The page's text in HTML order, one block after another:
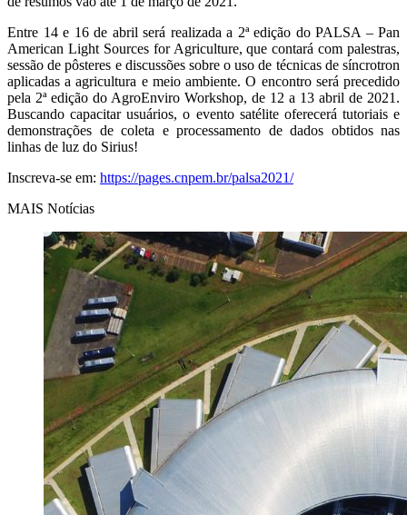
Entre 14 e 16 de abril será realizada a 2ª edição do PALSA – Pan
American Light Sources for Agriculture, que contará com palestras,
sessão de pôsteres e discussões sobre o uso de técnicas de síncrotron
aplicadas a agricultura e meio ambiente. O encontro será precedido
pela 2ª edição do AgroEnviro Workshop, de 12 a 13 abril de 2021.
Buscando capacitar usuários, o evento satélite oferecerá tutoriais e
demonstrações de coleta e processamento de dados obtidos nas
linhas de luz do Sirius!
Inscreva-se em: https://pages.cnpem.br/palsa2021/
MAIS Notícias